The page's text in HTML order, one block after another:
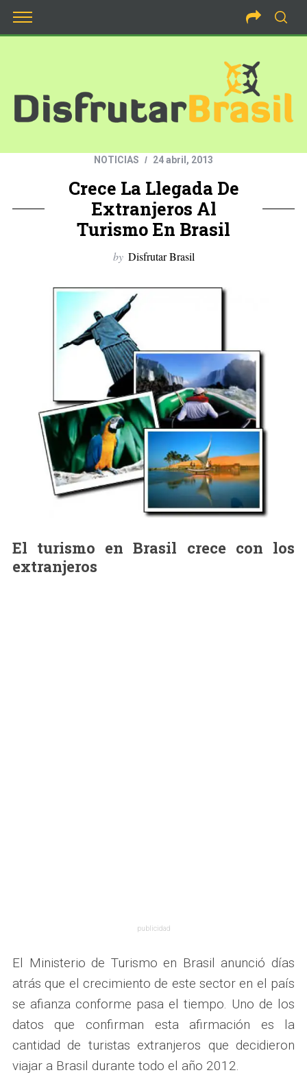
NOTICIAS 24 abril, 2013
Crece La Llegada De
Extranjeros Al
Turismo En Brasil
by Disfrutar Brasil
El turismo en Brasil crece con los
extranjeros
publicidad
El Ministerio de Turismo en Brasil anunció días
atrás que el crecimiento de este sector en el país
se afianza conforme pasa el tiempo. Uno de los
datos que confirman esta afirmación es la
cantidad de turistas extranjeros que decidieron
viajar a Brasil durante todo el año 2012.